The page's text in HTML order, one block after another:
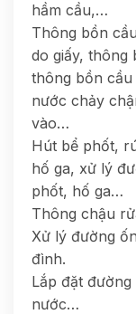
hầm cầu,…
Thông bồn
do giấy, thông
thông bồn
nước chảy
vào…
Hút bể phốt,
hố ga, xử lý
phốt, hố ga…
Thông chậu
Xử lý đường
đình.
Lắp đặt
nước…